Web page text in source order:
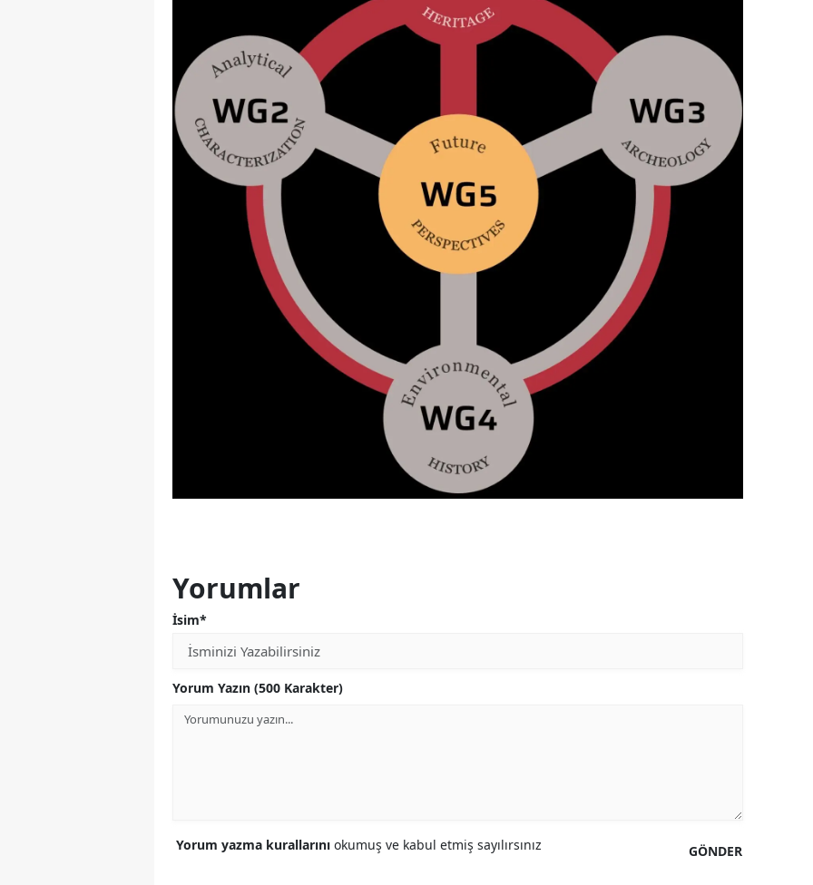
Yorumlar
İsim*
Yorum Yazın (500 Karakter)
GÖNDER
Yorum yazma kurallarını okumuş ve kabul etmiş sayılırsınız